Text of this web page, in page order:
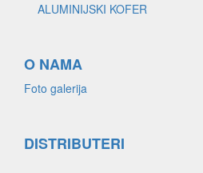
ALUMINIJSKI KOFER
O NAMA
Foto galerija
DISTRIBUTERI